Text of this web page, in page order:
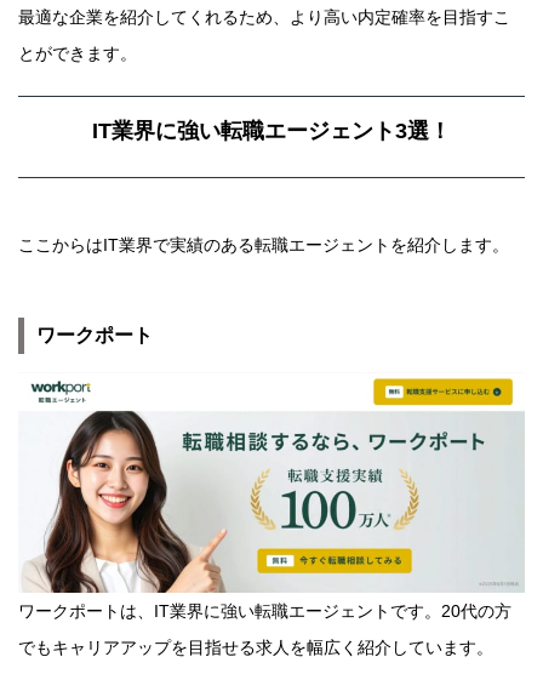
最適な企業を紹介してくれるため、より高い内定確率を目指すこ
とができます。
IT業界に強い転職エージェント3選！
ここからはIT業界で実績のある転職エージェントを紹介します。
ワークポート
ワークポートは、IT業界に強い転職エージェントです。20代の方
でもキャリアアップを目指せる求人を幅広く紹介しています。